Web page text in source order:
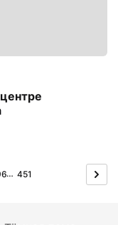
… 451